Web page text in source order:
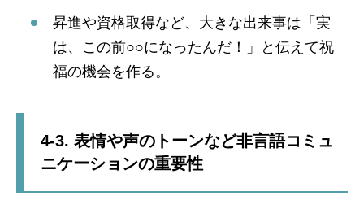
昇進や資格取得など、大きな出来事は「実
は、この前○○になったんだ！」と伝えて祝
福の機会を作る。
4-3. 表情や声のトーンなど非言語コミュ
ニケーションの重要性